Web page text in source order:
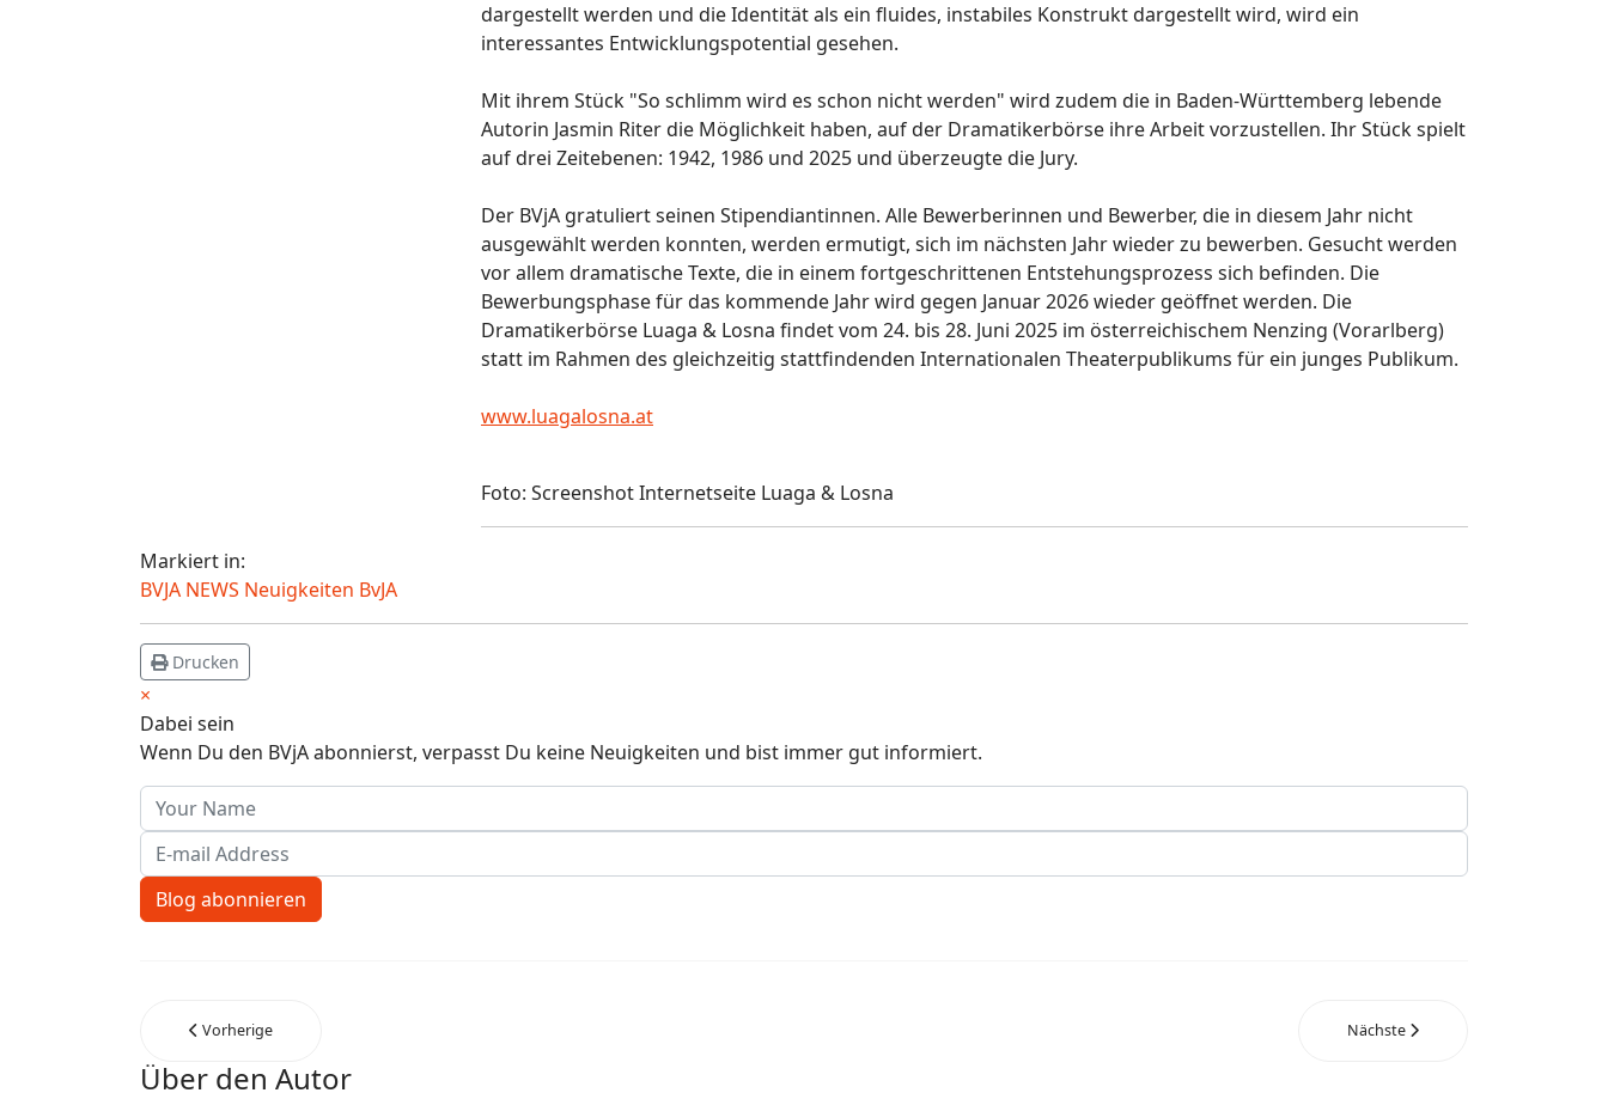
dargestellt werden und die Identität als ein fluides, instabiles Konstrukt dargestellt wird, wird ein
interessantes Entwicklungspotential gesehen.
Mit ihrem Stück "So schlimm wird es schon nicht werden" wird zudem die in Baden-Württemberg lebende
Autorin Jasmin Riter die Möglichkeit haben, auf der Dramatikerbörse ihre Arbeit vorzustellen. Ihr Stück spielt
auf drei Zeitebenen: 1942, 1986 und 2025 und überzeugte die Jury.
Der BVjA gratuliert seinen Stipendiantinnen. Alle Bewerberinnen und Bewerber, die in diesem Jahr nicht
ausgewählt werden konnten, werden ermutigt, sich im nächsten Jahr wieder zu bewerben. Gesucht werden
vor allem dramatische Texte, die in einem fortgeschrittenen Entstehungsprozess sich befinden. Die
Bewerbungsphase für das kommende Jahr wird gegen Januar 2026 wieder geöffnet werden. Die
Dramatikerbörse Luaga & Losna findet vom 24. bis 28. Juni 2025 im österreichischem Nenzing (Vorarlberg)
statt im Rahmen des gleichzeitig stattfindenden Internationalen Theaterpublikums für ein junges Publikum.
www.luagalosna.at
Foto: Screenshot Internetseite Luaga & Losna
Markiert in:
BVJA NEWS Neuigkeiten BvJA
Drucken
×
Dabei sein
Wenn Du den BVjA abonnierst, verpasst Du keine Neuigkeiten und bist immer gut informiert.
Your Name
E-mail Address
Blog abonnieren
Vorherige Nächste
Über den Autor